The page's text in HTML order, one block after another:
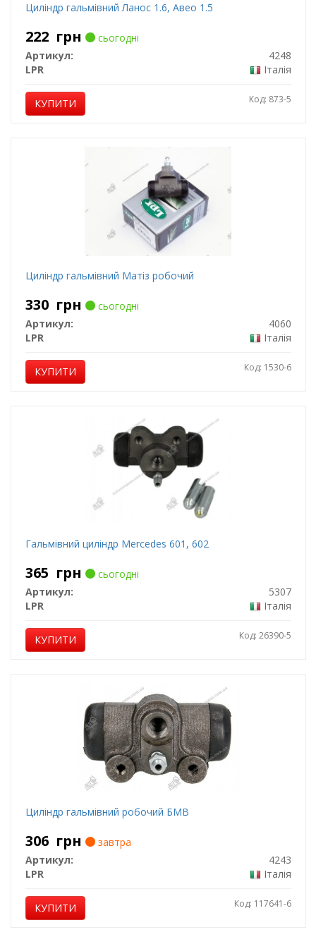
Циліндр гальмівний Ланос 1.6, Авео 1.5
222 грн
сьогодні
Артикул:
4248
LPR
Італія
КУПИТИ Код: 873-5
Циліндр гальмівний Матіз робочий
330 грн
сьогодні
Артикул:
4060
LPR
Італія
КУПИТИ Код: 1530-6
Гальмівний циліндр Mercedes 601, 602
365 грн
сьогодні
Артикул:
5307
LPR
Італія
КУПИТИ Код: 26390-5
Циліндр гальмівний робочий БМВ
306 грн
завтра
Артикул:
4243
LPR
Італія
КУПИТИ Код: 117641-6